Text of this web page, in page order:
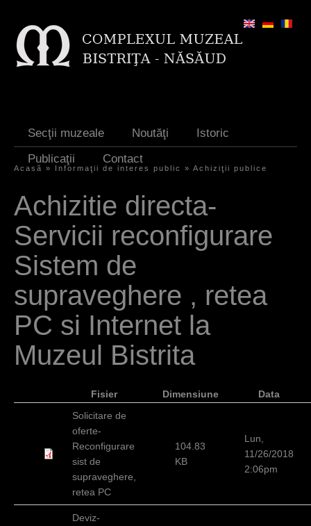
Secţii muzeale Noutăţi
Istoric
Publicaţii
Contact
ş
t
i
a
i
c
i
Acasă » Informaţii de interes public » Achiziţii publice
Achizitie directa-
Servicii reconfigurare
Sistem de
supraveghere , retea
PC si Internet la
Muzeul Bistrita
Fisier Dimensiune
Data
Solicitare de
oferte-
Reconfigurare
sist de
supraveghere,
retea PC
104.83
KB
Lun,
11/26/2018
2:06pm
Deviz-